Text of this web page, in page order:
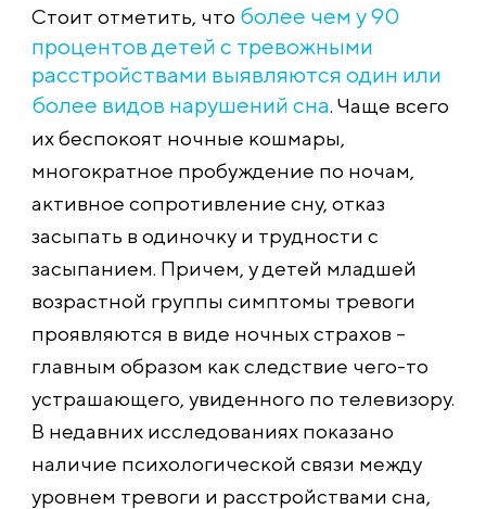
Стоит отметить, что более чем у 90
процентов детей с тревожными
расстройствами выявляются один или
более видов нарушений сна. Чаще всего
их беспокоят ночные кошмары,
многократное пробуждение по ночам,
активное сопротивление сну, отказ
засыпать в одиночку и трудности с
засыпанием. Причем, у детей младшей
возрастной группы симптомы тревоги
проявляются в виде ночных страхов –
главным образом как следствие чего-то
устрашающего, увиденного по телевизору.
В недавних исследованиях показано
наличие психологической связи между
уровнем тревоги и расстройствами сна,